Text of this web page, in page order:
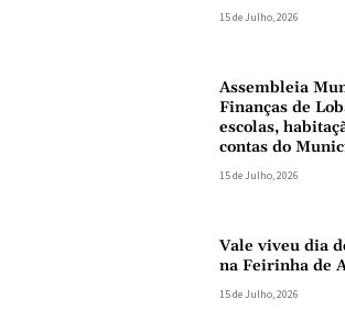
15 de Julho, 2026
Assembleia
Finanças de
escolas,
contas do
15 de Julho, 2026
Vale viveu dia
na Feirinha de
15 de Julho, 2026